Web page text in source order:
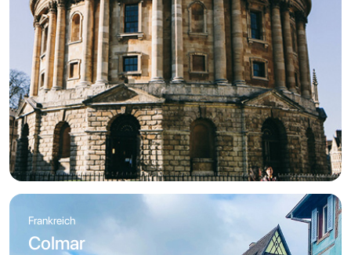
Frankreich
Colmar